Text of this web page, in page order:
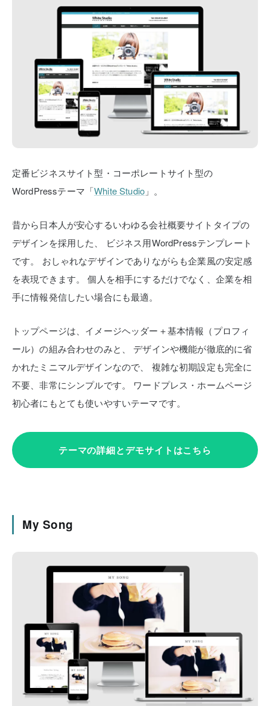
定番ビジネスサイト型・コーポレートサイト型の
WordPressテーマ「White Studio 」。
昔から日本人が安心するいわゆる会社概要サイトタイプの
デザインを採用した、
ビジネス用WordPressテンプレート
です。
おしゃれなデザインでありながらも企業風の安定感
を表現できます。
個人を相手にするだけでなく、企業を相
手に情報発信したい場合にも最適。
トップページは、イメージヘッダー＋基本情報（プロフィ
ール）の組み合わせのみと、
デザインや機能が徹底的に省
かれたミニマルデザインなので、
複雑な初期設定も完全に
不要、非常にシンプルです。
ワードプレス・ホームページ
初心者にもとても使いやすいテーマです。
テーマの詳細とデモサイトはこちら
My Song